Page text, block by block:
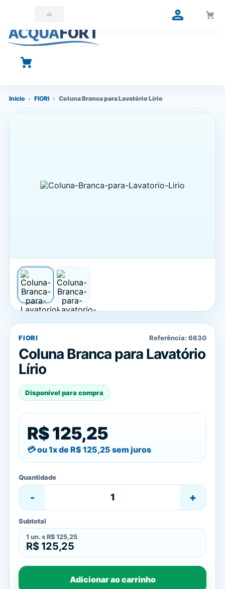
O que você está procurando?
Início › FIORI › Coluna Branca para Lavatório Lírio
FIORI Referência: 6630
Coluna Branca para Lavatório
Lírio
Disponível para compra
R$ 125,25
ou 1x de R$ 125,25 sem juros
Quantidade
- +
Subtotal
1 un. x R$ 125,25
R$ 125,25
Adicionar ao carrinho